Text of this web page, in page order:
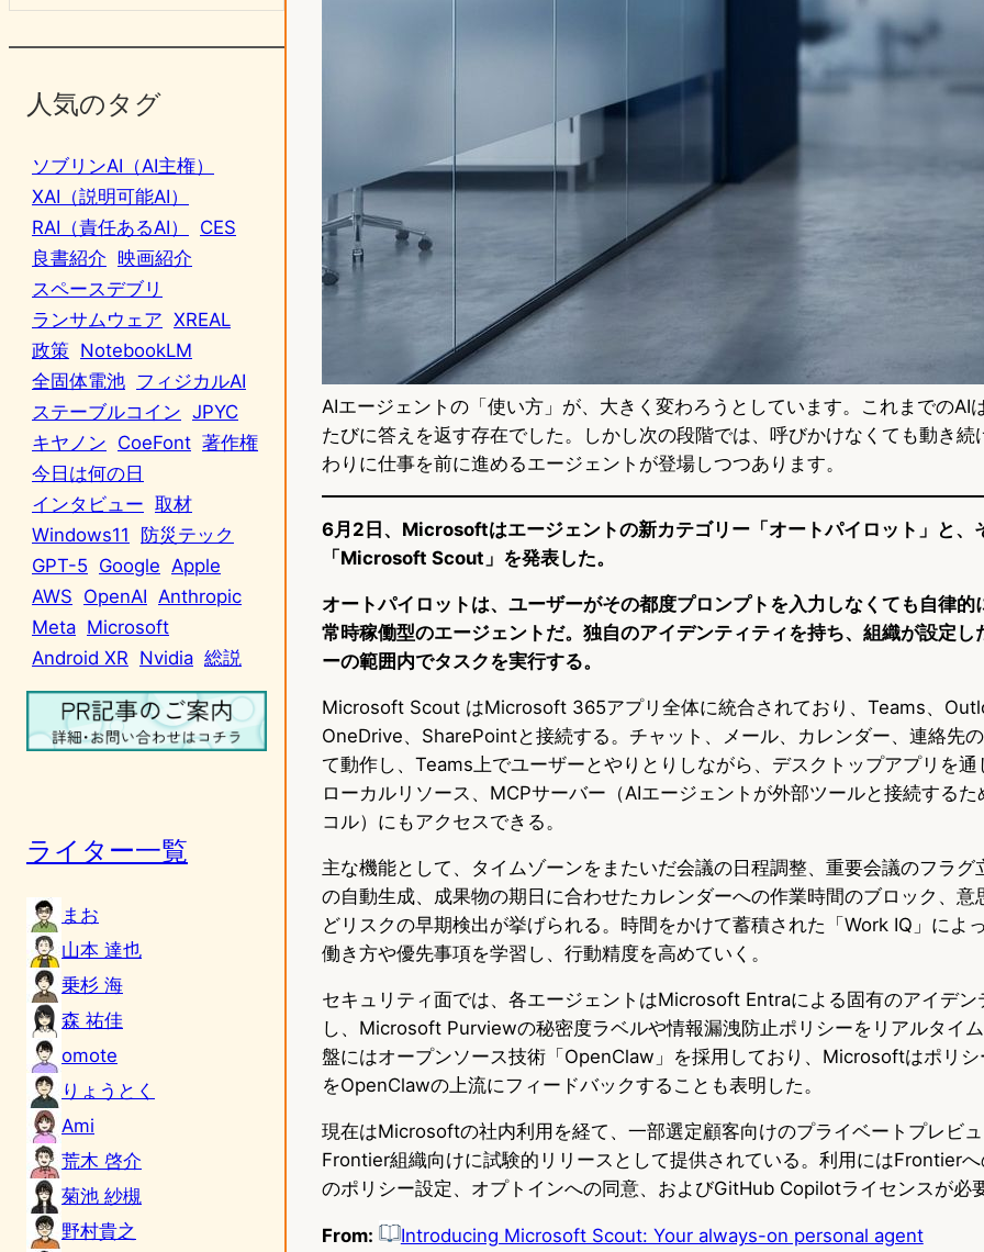
人気のタグ
ソブリンAI（AI主権）
XAI（説明可能AI）
RAI（責任あるAI）
CES
良書紹介 映画紹介
スペースデブリ
ランサムウェア XREAL
政策 NotebookLM
全固体電池 フィジカルAI
ステーブルコイン JPYC
キヤノン CoeFont 著作権
今日は何の日
インタビュー 取材
Windows11
防災テック
GPT-5 Google Apple
AWS OpenAI Anthropic
Meta Microsoft
Android XR Nvidia 総説
ライター一覧
まお
山本 達也
乗杉 海
森 祐佳
omote
りょうとく
Ami
荒木 啓介
菊池 紗槻
野村貴之
AIエージェントの「使い方」が、大きく変わろうとしています。これまでのAI
たびに答えを返す存在でした。しかし次の段階では、呼びかけなくても動き続
わりに仕事を前に進めるエージェントが登場しつつあります。
6月2日、Microsoftはエージェントの新カテゴリー「オートパイロット」と、
「Microsoft Scout」を発表した。
オートパイロットは、ユーザーがその都度プロンプトを入力しなくても自律的
常時稼働型のエージェントだ。独自のアイデンティティを持ち、組織が設定し
ーの範囲内でタスクを実行する。
Microsoft Scout はMicrosoft 365アプリ全体に統合されており、Teams、
OneDrive、SharePointと接続する。チャット、メール、カレンダー、連絡先
て動作し、Teams上でユーザーとやりとりしながら、デスクトップアプリを通
ローカルリソース、MCPサーバー（AIエージェントが外部ツールと接続する
コル）にもアクセスできる。
主な機能として、タイムゾーンをまたいだ会議の日程調整、重要会議のフラグ
の自動生成、成果物の期日に合わせたカレンダーへの作業時間のブロック、意
どリスクの早期検出が挙げられる。時間をかけて蓄積された「Work IQ」によ
働き方や優先事項を学習し、行動精度を高めていく。
セキュリティ面では、各エージェントはMicrosoft Entraによる固有のアイデン
し、Microsoft Purviewの秘密度ラベルや情報漏洩防止ポリシーをリアルタイ
盤にはオープンソース技術「OpenClaw」を採用しており、Microsoftはポリ
をOpenClawの上流にフィードバックすることも表明した。
現在はMicrosoftの社内利用を経て、一部選定顧客向けのプライベートプレビ
Frontier組織向けに試験的リリースとして提供されている。利用にはFrontier
のポリシー設定、オプトインへの同意、およびGitHub Copilotライセンスが必
From: Introducing Microsoft Scout: Your always-on personal agent